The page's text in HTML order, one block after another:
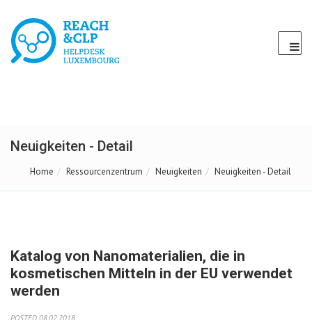
Neuigkeiten - Detail
Home Ressourcenzentrum Neuigkeiten Neuigkeiten - Detail
Katalog von Nanomaterialien, die in
kosmetischen Mitteln in der EU verwendet
werden
POSTED 08.02.2018